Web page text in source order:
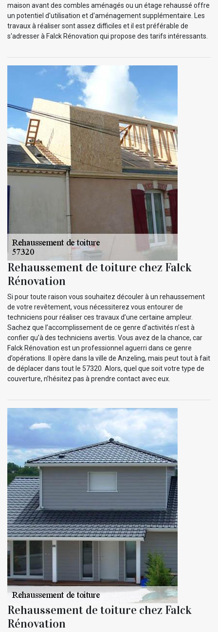
maison avant des combles aménagés ou un étage rehaussé offre
un potentiel d'utilisation et d'aménagement supplémentaire. Les
travaux à réaliser sont assez difficiles et il est préférable de
s'adresser à Falck Rénovation qui propose des tarifs intéressants.
Rehaussement de toiture chez Falck
Rénovation
Si pour toute raison vous souhaitez découler à un rehaussement
de votre revêtement, vous nécessiterez vous entourer de
techniciens pour réaliser ces travaux d’une certaine ampleur.
Sachez que l’accomplissement de ce genre d’activités n’est à
confier qu’à des techniciens avertis. Vous avez de la chance, car
Falck Rénovation est un professionnel aguerri dans ce genre
d’opérations. Il opère dans la ville de Anzeling, mais peut tout à fait
de déplacer dans tout le 57320. Alors, quel que soit votre type de
couverture, n’hésitez pas à prendre contact avec eux.
Rehaussement de toiture chez Falck
Rénovation